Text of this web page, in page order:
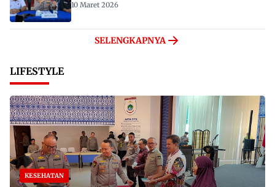
10 Maret 2026
SELENGKAPNYA
LIFESTYLE
KESEHATAN